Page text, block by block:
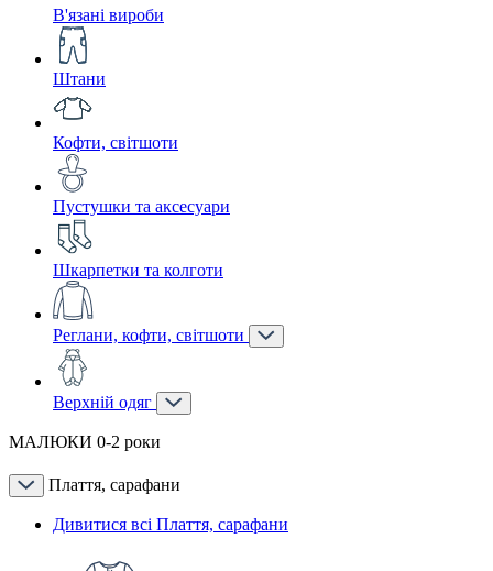
В'язані вироби
Штани
Кофти, світшоти
Пустушки та аксесуари
Шкарпетки та колготи
Реглани, кофти, світшоти
Верхній одяг
МАЛЮКИ 0-2 роки
Плаття, сарафани
Дивитися всі Плаття, сарафани